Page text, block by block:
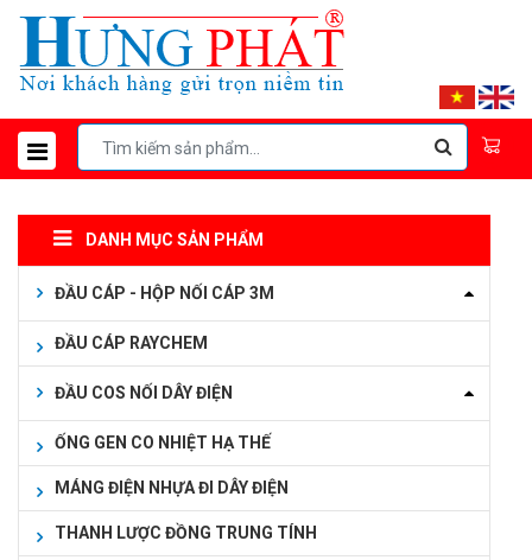
DANH MỤC SẢN PHẨM
ĐẦU CÁP - HỘP NỐI CÁP 3M
ĐẦU CÁP RAYCHEM
ĐẦU COS NỐI DÂY ĐIỆN
ỐNG GEN CO NHIỆT HẠ THẾ
MÁNG ĐIỆN NHỰA ĐI DÂY ĐIỆN
THANH LƯỢC ĐỒNG TRUNG TÍNH